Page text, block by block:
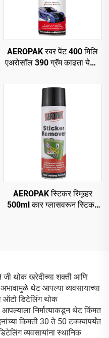
AEROPAK रबर पेंट 400 मिलि
एअरोसॉल 390 ग्रॅम काढता येणारे
AEROPAK स्टिकर रिमूव्हर
500ml कार ग्लासवरून स्टिकर
जी थोक खरेदीच्या शक्ती आणि
अभावामुळे थेट आपल्या व्यवसायाच्या
ऑटो डिटेलिंग थोक
आपल्याला निर्मात्याकडून थेट किंमत
किमती 30 ते 50 टक्क्यांपर्यंत
व्यवसायांना स्थानिक